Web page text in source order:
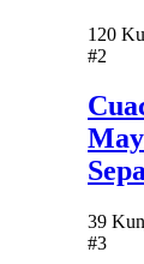
120
#2
39
#3